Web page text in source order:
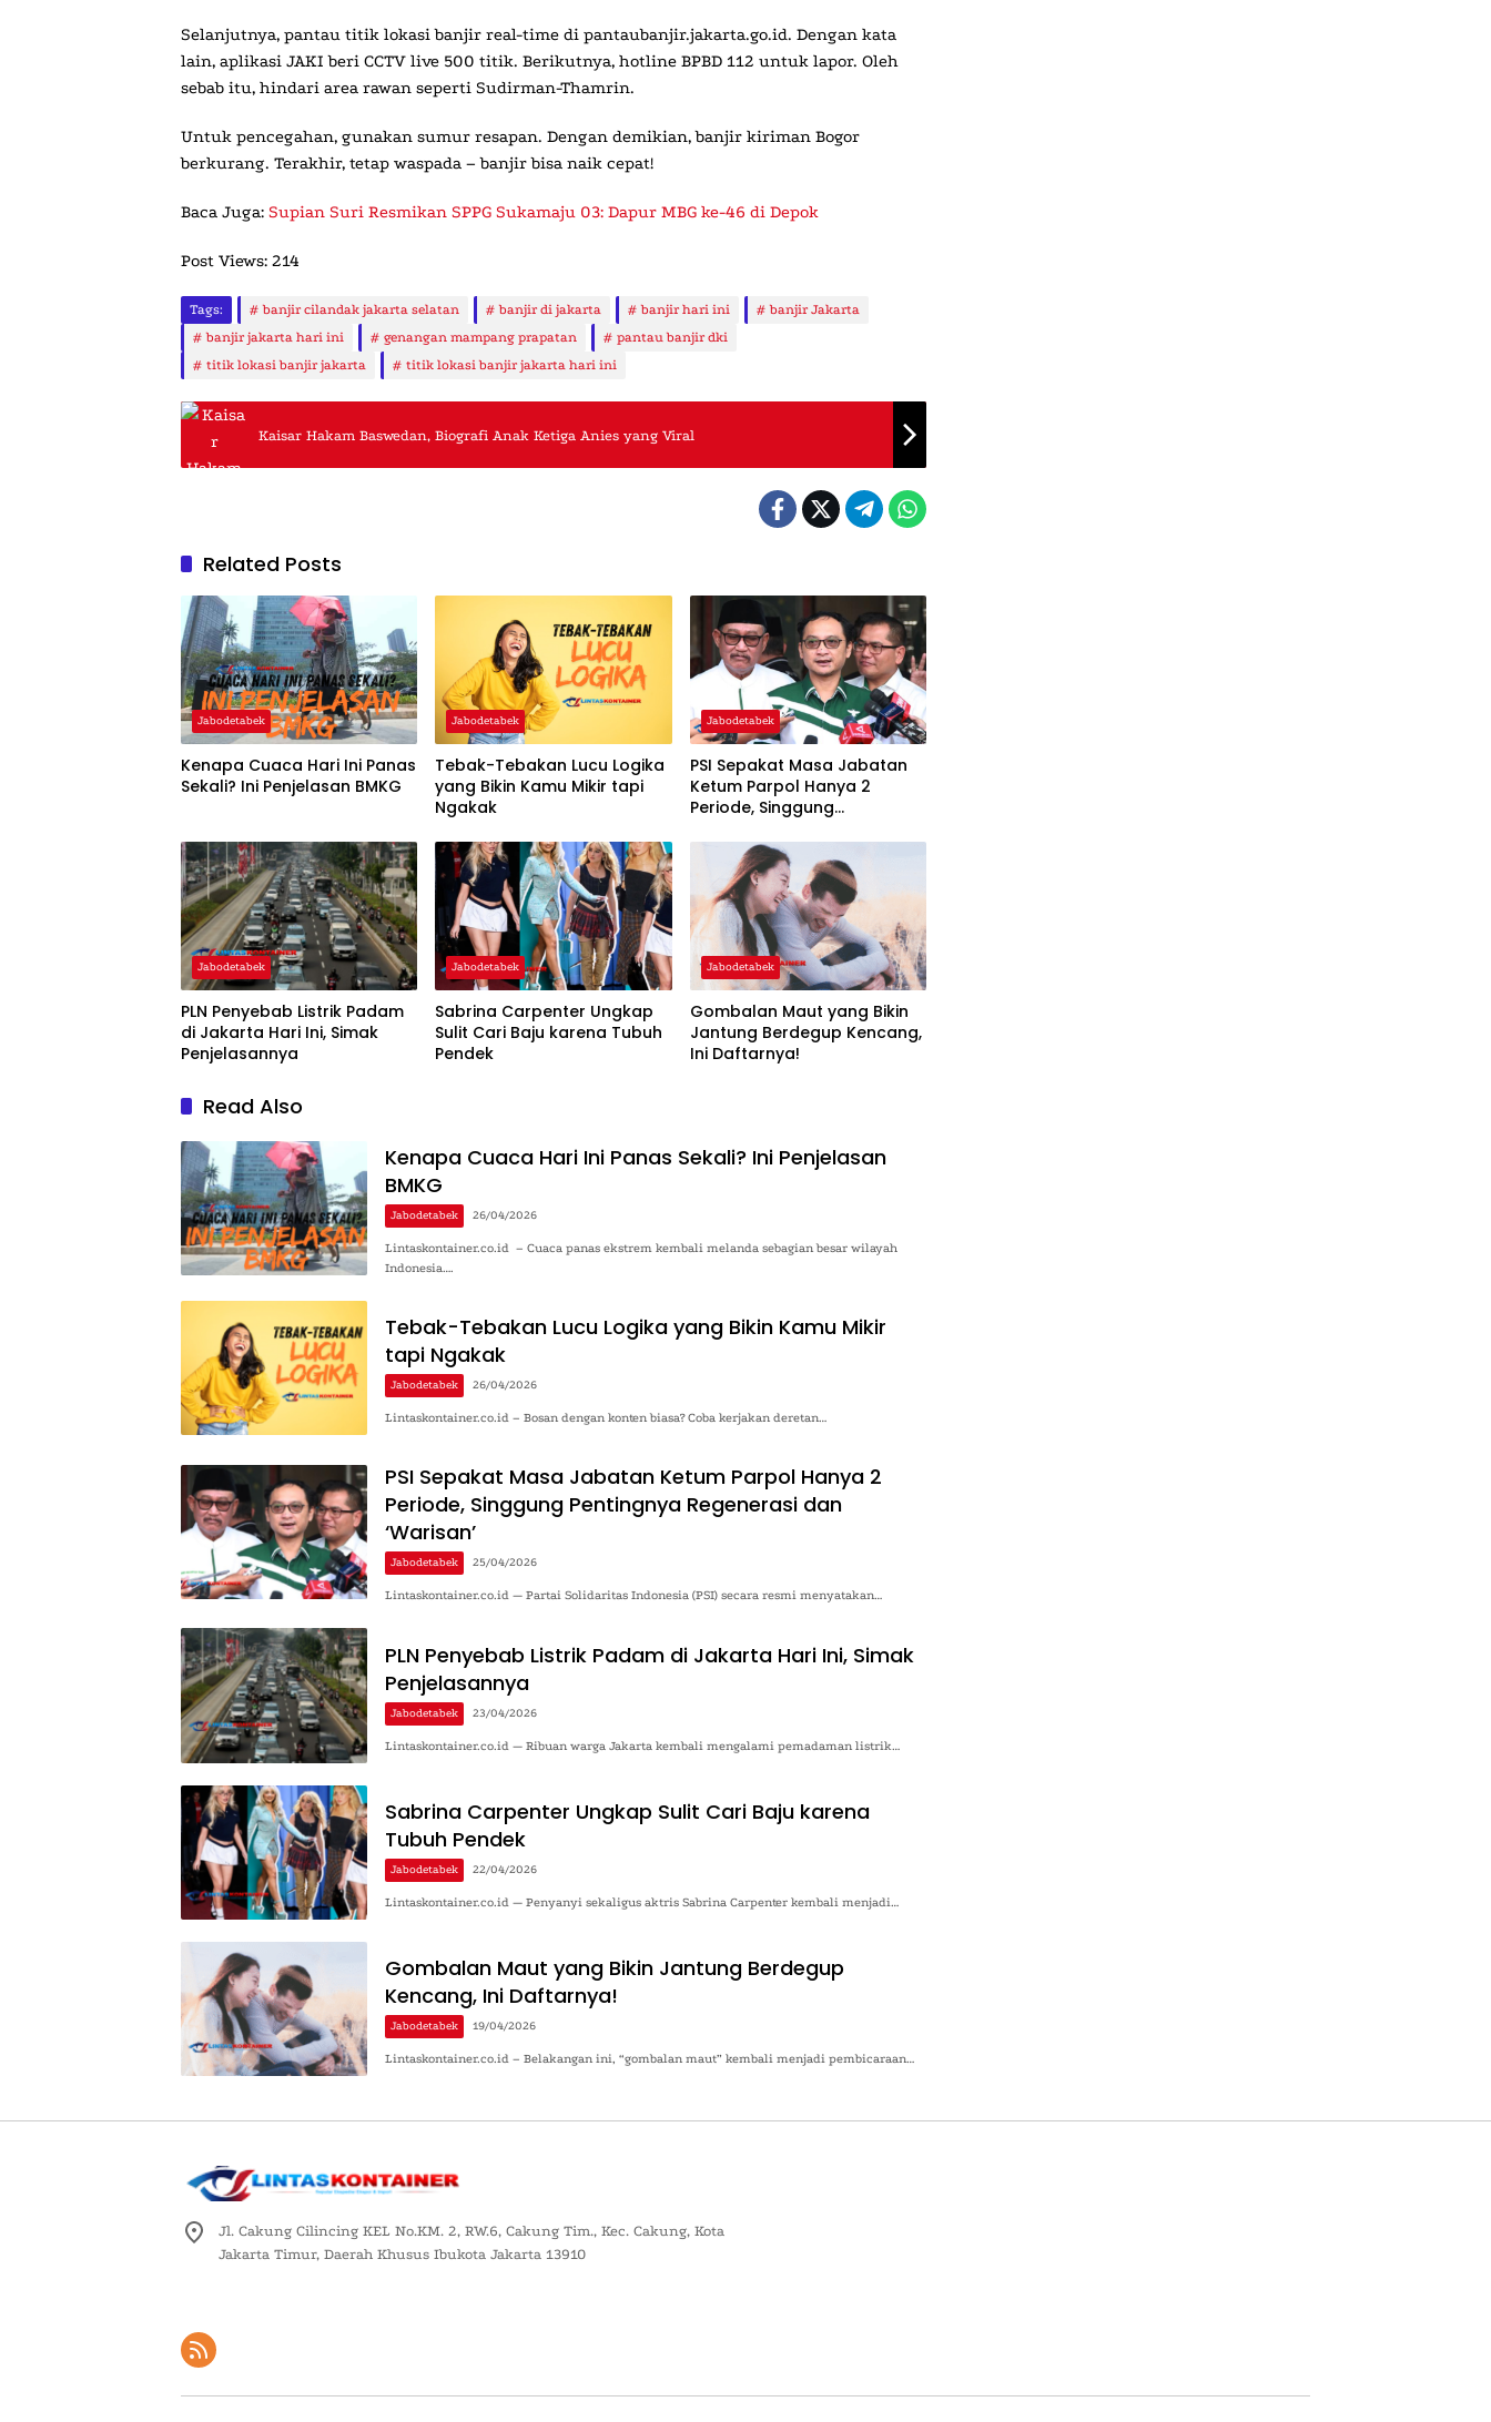
Selanjutnya, pantau titik lokasi banjir real-time di pantaubanjir.jakarta.go.id. Dengan kata
lain, aplikasi JAKI beri CCTV live 500 titik. Berikutnya, hotline BPBD 112 untuk lapor. Oleh
sebab itu, hindari area rawan seperti Sudirman-Thamrin.
Untuk pencegahan, gunakan sumur resapan. Dengan demikian, banjir kiriman Bogor
berkurang. Terakhir, tetap waspada – banjir bisa naik cepat!
Baca Juga: Supian Suri Resmikan SPPG Sukamaju 03: Dapur MBG ke-46 di Depok
Post Views: 214
Tags: banjir cilandak jakarta selatan banjir di jakarta banjir hari ini
banjir Jakarta
banjir jakarta hari ini
genangan mampang prapatan
pantau banjir dki
titik lokasi banjir jakarta
titik lokasi banjir jakarta hari ini
Kaisar Hakam Baswedan, Biografi Anak Ketiga Anies yang Viral
Related Posts
Jabodetabek
Kenapa Cuaca Hari Ini Panas
Sekali? Ini Penjelasan BMKG
Jabodetabek
Tebak-Tebakan Lucu Logika
yang Bikin Kamu Mikir tapi
Ngakak
Jabodetabek
PSI Sepakat Masa Jabatan
Ketum Parpol Hanya 2
Periode, Singgung
‘Warisan’
Jabodetabek
PLN Penyebab Listrik Padam
di Jakarta Hari Ini, Simak
Penjelasannya
Jabodetabek
Sabrina Carpenter Ungkap
Sulit Cari Baju karena Tubuh
Pendek
Jabodetabek
Gombalan Maut yang Bikin
Jantung Berdegup Kencang,
Ini Daftarnya!
Read Also
Kenapa Cuaca Hari Ini Panas Sekali? Ini Penjelasan
BMKG
Jabodetabek 26/04/2026
Lintaskontainer.co.id – Cuaca panas ekstrem kembali melanda sebagian besar wilayah
Indonesia….
Tebak-Tebakan Lucu Logika yang Bikin Kamu Mikir
tapi Ngakak
Jabodetabek 26/04/2026
Lintaskontainer.co.id – Bosan dengan konten biasa? Coba kerjakan deretan…
PSI Sepakat Masa Jabatan Ketum Parpol Hanya 2
Periode, Singgung Pentingnya Regenerasi dan
‘Warisan’
Jabodetabek 25/04/2026
Lintaskontainer.co.id — Partai Solidaritas Indonesia (PSI) secara resmi menyatakan…
PLN Penyebab Listrik Padam di Jakarta Hari Ini, Simak
Penjelasannya
Jabodetabek 23/04/2026
Lintaskontainer.co.id — Ribuan warga Jakarta kembali mengalami pemadaman listrik…
Sabrina Carpenter Ungkap Sulit Cari Baju karena
Tubuh Pendek
Jabodetabek 22/04/2026
Lintaskontainer.co.id — Penyanyi sekaligus aktris Sabrina Carpenter kembali menjadi…
Gombalan Maut yang Bikin Jantung Berdegup
Kencang, Ini Daftarnya!
Jabodetabek 19/04/2026
Lintaskontainer.co.id – Belakangan ini, “gombalan maut” kembali menjadi pembicaraan…
Jl. Cakung Cilincing KEL No.KM. 2, RW.6, Cakung Tim., Kec. Cakung, Kota
Jakarta Timur, Daerah Khusus Ibukota Jakarta 13910